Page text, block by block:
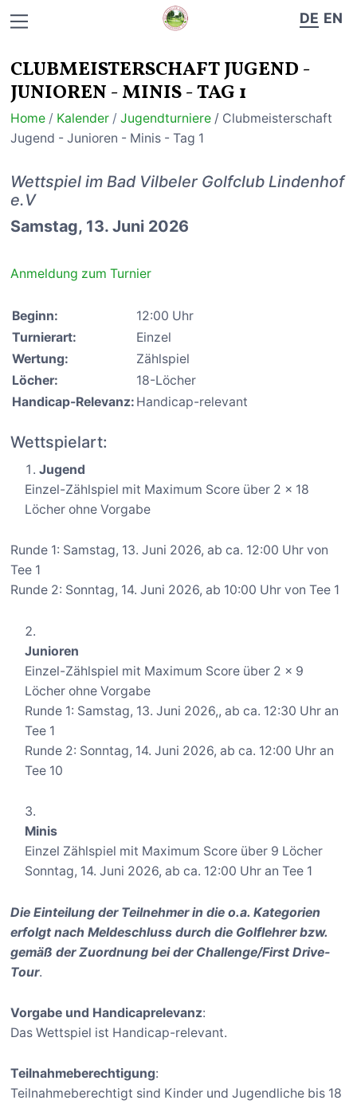
DE EN
CLUBMEISTERSCHAFT JUGEND -
JUNIOREN - MINIS - TAG 1
Home / Kalender / Jugendturniere / Clubmeisterschaft
Jugend - Junioren - Minis - Tag 1
Wettspiel im Bad Vilbeler Golfclub Lindenhof
e.V
Samstag, 13. Juni 2026
Anmeldung zum Turnier
Beginn:
12:00 Uhr
Turnierart:
Einzel
Wertung:
Zählspiel
Löcher:
18-Löcher
Handicap-Relevanz: Handicap-relevant
Wettspielart:
Jugend
Einzel-Zählspiel mit Maximum Score über 2 x 18
Löcher ohne Vorgabe
Runde 1: Samstag, 13. Juni 2026, ab ca. 12:00 Uhr von
Tee 1
Runde 2: Sonntag, 14. Juni 2026, ab 10:00 Uhr von Tee 1
Junioren
Einzel-Zählspiel mit Maximum Score über 2 x 9
Löcher ohne Vorgabe
Runde 1: Samstag, 13. Juni 2026,, ab ca. 12:30 Uhr an
Tee 1
Runde 2: Sonntag, 14. Juni 2026, ab ca. 12:00 Uhr an
Tee 10
Minis
Einzel Zählspiel mit Maximum Score über 9 Löcher
Sonntag, 14. Juni 2026, ab ca. 12:00 Uhr an Tee 1
Die Einteilung der Teilnehmer in die o.a. Kategorien
erfolgt nach Meldeschluss durch die Golflehrer bzw.
gemäß der Zuordnung bei der Challenge/First Drive-
Tour.
Vorgabe und Handicaprelevanz:
Das Wettspiel ist Handicap-relevant.
Teilnahmeberechtigung:
Teilnahmeberechtigt sind Kinder und Jugendliche bis 18